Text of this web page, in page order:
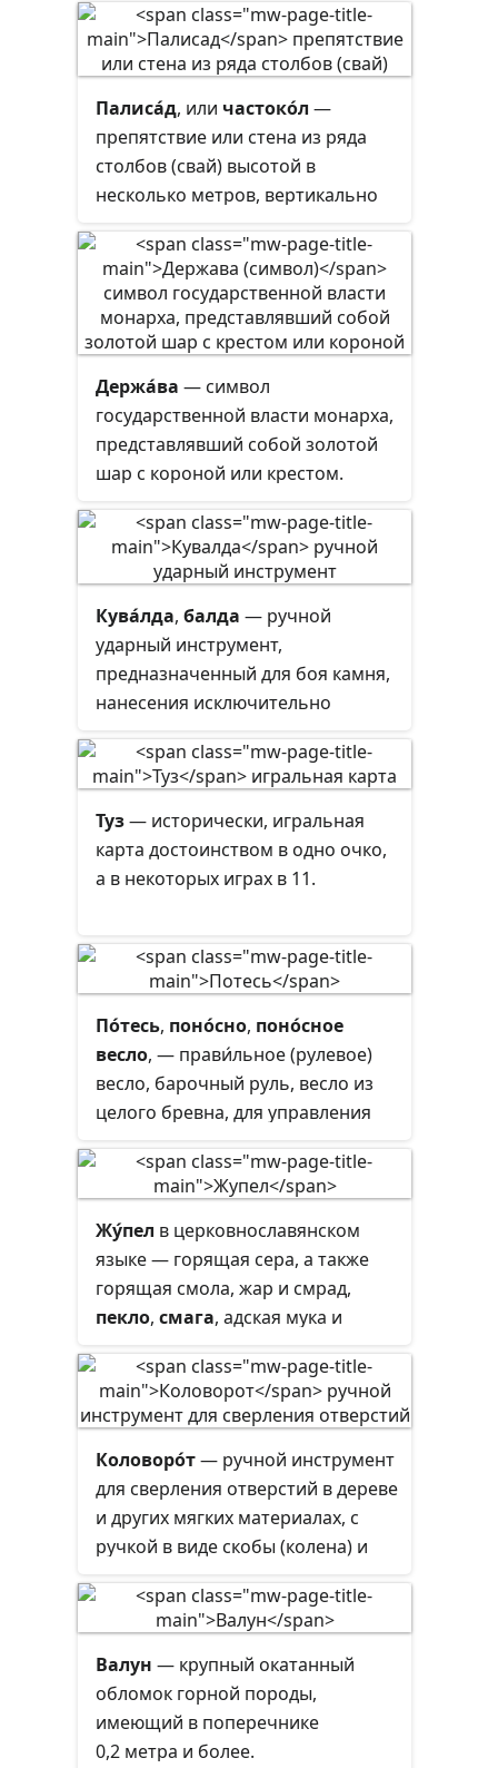
Палиса́д, или частоко́л —
препятствие или стена из ряда
столбов (свай) высотой в
несколько метров, вертикально
своей длины в землю и
соединённых между собой для
прочности одним-двумя
горизонтальными брусьями
связанных шипами, сквозным
прогоном или пришивным
брусом.
Держа́ва — символ
государственной власти монарха,
представлявший собой золотой
шар с короной или крестом.
Кува́лда, балда — ручной
ударный инструмент,
предназначенный для боя камня,
нанесения исключительно
металла, на демонтаже и монтаже
конструкций.
Туз— исторически, игральная
карта достоинством в одно очко,
а в некоторых играх в 11.
По́тесь, поно́сно, поно́сное
весло, — прави́льное (рулевое)
весло, барочный руль, весло из
целого бревна, для управления
Жу́пел в церковнославянском
языке — горящая сера, а также
горящая смола, жар и смрад,
пекло, смага, адская мука и
Коловоро́т— ручной инструмент
для сверления отверстий в дереве
и других мягких материалах, с
ручкой в виде скобы (колена) и
пёрок и других орудий,
требующих для действия
вращения вокруг оси и давления
вдоль неё. В средней части
коловорота — свободно
вращающаяся ручка. На верхнем
Валун — крупный окатанный
обломок горной породы,
имеющий в поперечнике
0,2 метра и более.